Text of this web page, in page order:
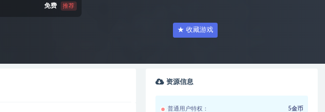
免费 推荐
★ 收藏游戏
资源信息
普通用户特权： 5金币